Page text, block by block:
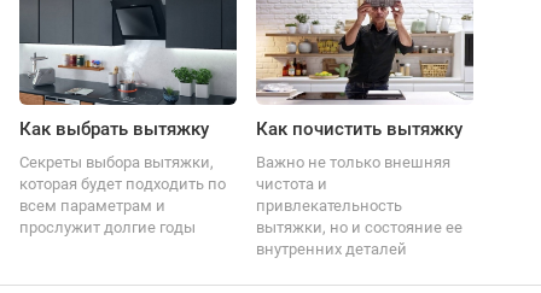
Как выбрать вытяжку
Секреты выбора вытяжки,
которая будет подходить по
всем параметрам и
прослужит долгие годы
Как почистить вытяжку
Важно не только внешняя
чистота и
привлекательность
вытяжки, но и состояние ее
внутренних деталей